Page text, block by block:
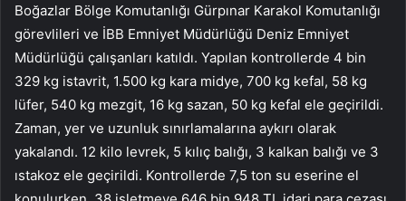
Boğazlar Bölge Komutanlığı Gürpınar Karakol Komutanlığı
görevlileri ve İBB Emniyet Müdürlüğü Deniz Emniyet
Müdürlüğü çalışanları katıldı. Yapılan kontrollerde 4 bin
329 kg istavrit, 1.500 kg kara midye, 700 kg kefal, 58 kg
lüfer, 540 kg mezgit, 16 kg sazan, 50 kg kefal ele geçirildi.
Zaman, yer ve uzunluk sınırlamalarına aykırı olarak
yakalandı. 12 kilo levrek, 5 kılıç balığı, 3 kalkan balığı ve 3
ıstakoz ele geçirildi. Kontrollerde 7,5 ton su eserine el